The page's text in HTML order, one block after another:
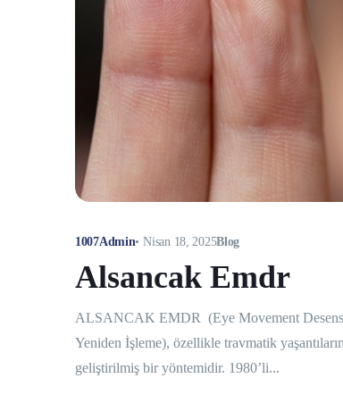
1007Admin• Nisan 18, 2025Blog
Alsancak Emdr
ALSANCAK EMDR (Eye Movement
Yeniden İşleme), özellikle travmatik
geliştirilmiş bir yöntemidir. 1980’li...